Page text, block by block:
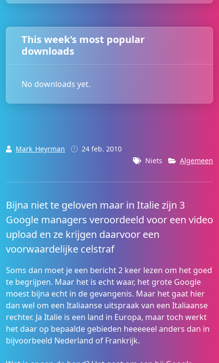
This week's most popular
downloads
No downloads yet.
Mark_Heyrman
24 feb. 2010
Niets
Algemeen
Bijna niet te geloven maar in Italie zijn 3
Google managers veroordeeld voor een video
upload en ze krijgen daarvoor een
voorwaardelijke celstraf
Soms dan moet je een bericht 2 keer lezen om het goed
te begrijpen. Maar het is echt waar, het grote Google
moest bijna echt in de gevangenis. Maar het gaat hier
dan wel om een Italiaanse uitspraak van een Italiaanse
rechter. Ja Italie is een land in Europa, maar toch werkt
het daar op bepaalde gebieden heeeeeel anders dan in
bijvoorbeeld Nederland of Frankrijk.